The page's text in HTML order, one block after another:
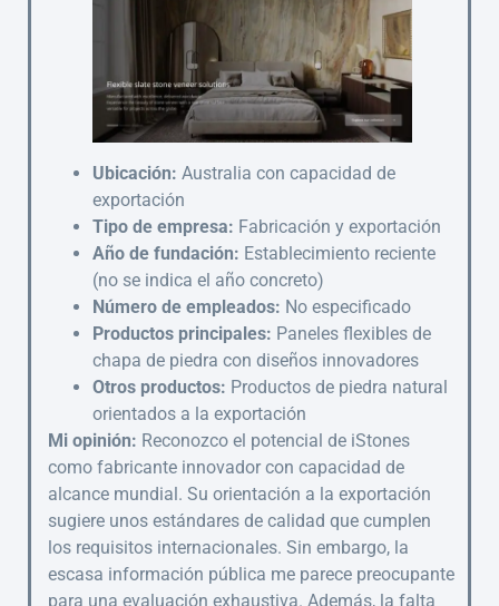
Ubicación: Australia con capacidad de
exportación
Tipo de empresa: Fabricación y exportación
Año de fundación: Establecimiento reciente
(no se indica el año concreto)
Número de empleados: No especificado
Productos principales: Paneles flexibles de
chapa de piedra con diseños innovadores
Otros productos: Productos de piedra natural
orientados a la exportación
Mi opinión: Reconozco el potencial de iStones
como fabricante innovador con capacidad de
alcance mundial. Su orientación a la exportación
sugiere unos estándares de calidad que cumplen
los requisitos internacionales. Sin embargo, la
escasa información pública me parece preocupante
para una evaluación exhaustiva. Además, la falta